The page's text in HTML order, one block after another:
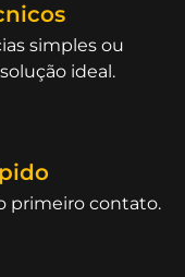
simples ou
ideal.
primeiro contato.